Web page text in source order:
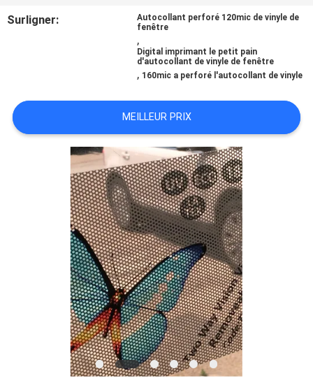
NOUS
UN DEVIS
PRIVACY
Surligner:
Autocollant perforé 120mic de vinyle de
fenêtre
,
Digital imprimant le petit pain
d'autocollant de vinyle de fenêtre
, 160mic a perforé l'autocollant de vinyle
MEILLEUR PRIX